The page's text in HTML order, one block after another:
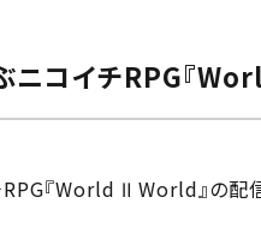
ニコイチRPG『
『World Ⅱ World』の配